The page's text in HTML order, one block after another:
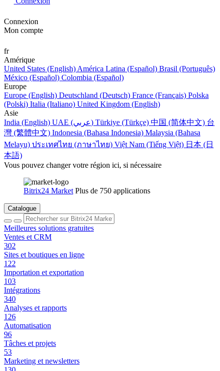
Connexion
Mon compte
fr
Amérique
United States (English) América Latina (Español) Brasil (Português)
México (Español) Colombia (Español)
Europe
Europe (English) Deutschland (Deutsch) France (Français) Polska
(Polski) Italia (Italiano) United Kingdom (English)
Asie
India (English)
UAE (عربي) Türkiye (Türkçe) 中国 (简体中文) 台
灣 (繁體中文) Indonesia (Bahasa Indonesia) Malaysia (Bahasa
Melayu) ประเทศไทย (ภาษาไทย) Việt Nam (Tiếng Việt) 日本 (日
本語)
Vous pouvez changer votre région ici, si nécessaire
Bitrix24 Market Plus de 750 applications
Catalogue
Meilleures solutions gratuites
Ventes et CRM
302
Sites et boutiques en ligne
122
Importation et exportation
103
Intégrations
340
Analyses et rapports
126
Automatisation
96
Tâches et projets
53
Marketing et newsletters